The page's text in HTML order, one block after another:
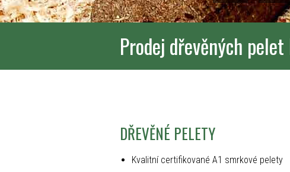
Prodej dřevěných
DŘEVĚNÉ PELETY
Kvalitní certifikované A1 smrkové pelety